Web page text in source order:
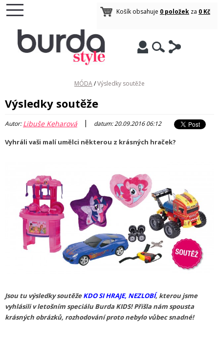
Košík obsahuje 0 položek za 0 Kč
MÓDA/Výsledky soutěže
Výsledky soutěže
Autor:Libuše Keharová | datum: 20.09.2016 06:12
Vyhráli vaši malí umělci některou z krásných hraček?
Jsou tu výsledky soutěžeKDO SI HRAJE, NEZLOBÍ, kterou jsme
vyhlásili v letošním speciálu Burda KIDS! Přišla nám spousta
krásných obrázků, rozhodování proto nebylo vůbec snadné!